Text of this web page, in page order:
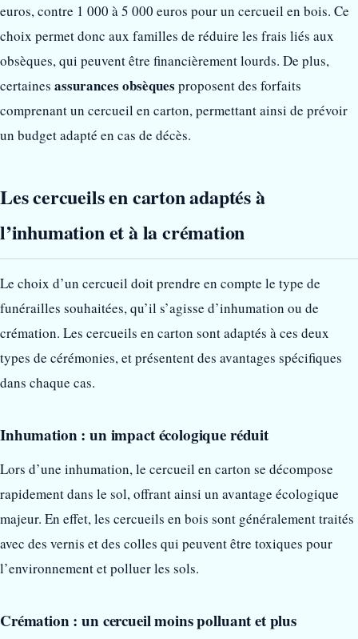
euros, contre 1 000 à 5 000 euros pour un cercueil en bois. Ce
choix permet donc aux familles de réduire les frais liés aux
obsèques, qui peuvent être financièrement lourds. De plus,
certaines assurances obsèques proposent des forfaits
comprenant un cercueil en carton, permettant ainsi de prévoir
un budget adapté en cas de décès.
Les cercueils en carton adaptés à
l’inhumation et à la crémation
Le choix d’un cercueil doit prendre en compte le type de
funérailles souhaitées, qu’il s’agisse d’inhumation ou de
crémation. Les cercueils en carton sont adaptés à ces deux
types de cérémonies, et présentent des avantages spécifiques
dans chaque cas.
Inhumation : un impact écologique réduit
Lors d’une inhumation, le cercueil en carton se décompose
rapidement dans le sol, offrant ainsi un avantage écologique
majeur. En effet, les cercueils en bois sont généralement traités
avec des vernis et des colles qui peuvent être toxiques pour
l’environnement et polluer les sols.
Crémation : un cercueil moins polluant et plus